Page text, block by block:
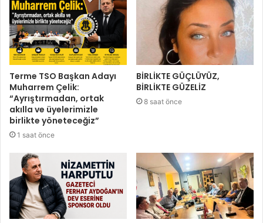
Terme TSO Başkan Adayı
Muharrem Çelik:
“Ayrıştırmadan, ortak
akılla ve üyelerimizle
birlikte yöneteceğiz”
1 saat önce
BİRLİKTE GÜÇLÜYÜZ,
BİRLİKTE GÜZELİZ
8 saat önce